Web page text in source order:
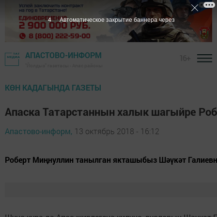
АПАСТОВО-ИНФОРМ
КӨН КАДАГЫНДА ГАЗЕТЫ
Апаска Татарстаннын халык шагыйре
Апастово-информ, 13 октябрь 2018 - 16:12
Роберт Миңнуллин танылган якташыбыз Шәүкәт
3 Автоматическое закрытие баннера через